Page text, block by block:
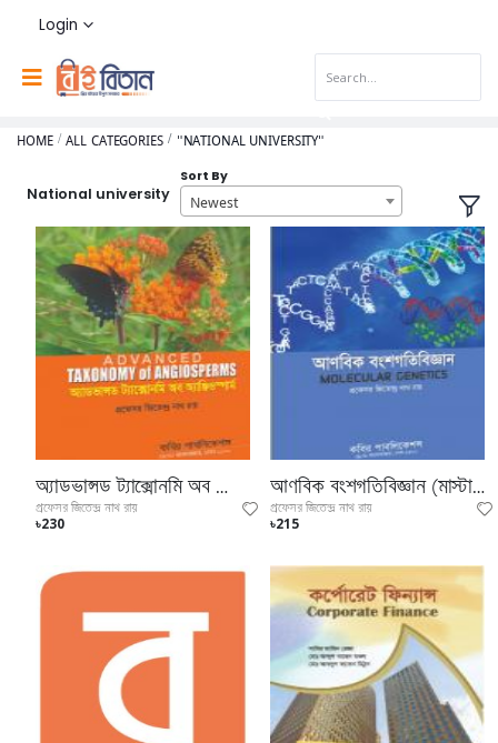
Login
HOME ALL CATEGORIES "NATIONAL UNIVERSITY"
National university
Sort By
Newest
অ্যাডভান্সড ট্যাক্সোনমি অব অ্যাঞ্জিওস্পার্ম (মাস্টার্স শেষ বর্ষ পাঠ্যবই)
প্রফেসর জিতেন্দ্র নাথ রায়
৳230
আণবিক বংশগতিবিজ্ঞান (মাস্টার্স শেষ বর্ষ পাঠ্যবই)
প্রফেসর জিতেন্দ্র নাথ রায়
৳215